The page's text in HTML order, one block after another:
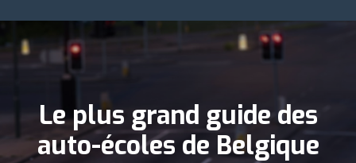
Le plus grand guide des
auto-écoles de Belgique